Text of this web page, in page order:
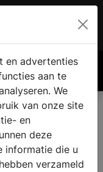
€ 0.00
en advertenties
aan te
We
van onze site
en
deze
informatie die u
verzameld